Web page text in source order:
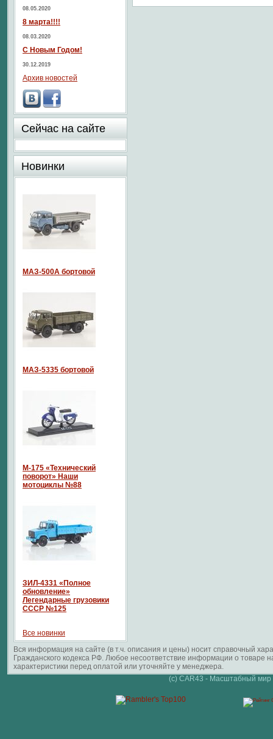
08.05.2020
8 марта!!!!
08.03.2020
С Новым Годом!
30.12.2019
Архив новостей
Сейчас на сайте
Новинки
МАЗ-500А бортовой
МАЗ-5335 бортовой
М-175 «Технический
поворот» Наши
мотоциклы №88
ЗИЛ-4331 «Полное
обновление»
Легендарные грузовики
СССР №125
Все новинки
Вся информация на сайте (в т.ч. описания и цены) носит справочный
Гражданского кодекса РФ. Любое несоответствие информации о
характеристики перед оплатой или уточняйте у менеджера.
(c) CAR43 - Масштабный мир